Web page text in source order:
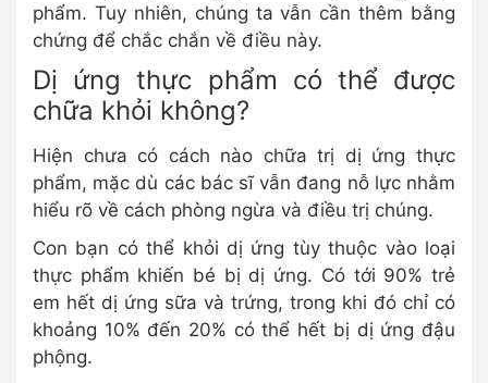
phẩm. Tuy nhiên, chúng ta vẫn cần thêm bằng
chứng để chắc chắn về điều này.
Dị ứng thực phẩm có thể được
chữa khỏi không?
Hiện chưa có cách nào chữa trị dị ứng thực
phẩm, mặc dù các bác sĩ vẫn đang nỗ lực nhằm
hiểu rõ về cách phòng ngừa và điều trị chúng.
Con bạn có thể khỏi dị ứng tùy thuộc vào loại
thực phẩm khiến bé bị dị ứng. Có tới 90% trẻ
em hết dị ứng sữa và trứng, trong khi đó chỉ có
khoảng 10% đến 20% có thể hết bị dị ứng đậu
phộng.